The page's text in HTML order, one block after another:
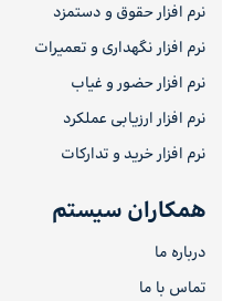
نرم افزار حقوق و دستمزد
نرم افزار نگهداری و تعمیرات
نرم افزار حضور و غیاب
نرم افزار ارزیابی عملکرد
نرم افزار خرید و تدارکات
همکاران سیستم
درباره ما
تماس با ما